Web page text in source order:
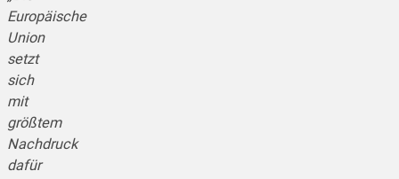
Europäische
Union
setzt
sich
mit
größtem
Nachdruck
dafür